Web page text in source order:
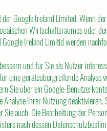
Google Ireland Limited. Wenn
Wirtschaftsraumes oder
Ireland Limitid werden
und für Sie als Nutzer
eine geräteübergreifende Analyse
Sie über ein Google-
Ihrer Nutzung deaktivieren.
auch. Die Bearbeitung der
nach dessen